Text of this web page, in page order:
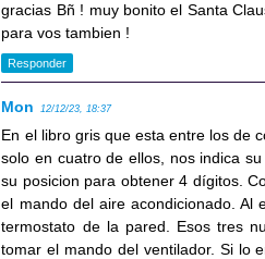
gracias Bñ ! muy bonito el Santa
para vos tambien !
Responder
Mon 12/12/23, 18:37
En el libro gris que esta entre los de
solo en cuatro de ellos, nos indica
su posicion para obtener 4 dígitos.
el mando del aire acondicionado. Al
termostato de la pared. Esos tres
tomar el mando del ventilador. Si lo